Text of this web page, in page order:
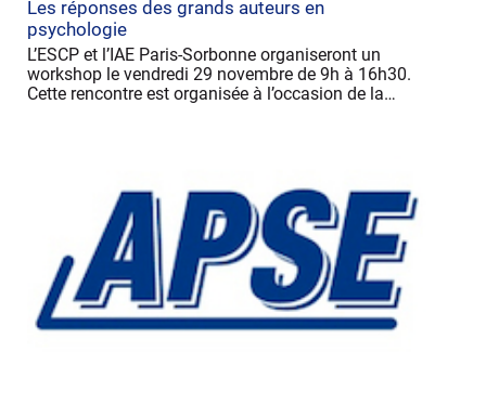
Les réponses des grands auteurs en
psychologie
L’ESCP et l’IAE Paris-Sorbonne organiseront un
workshop le vendredi 29 novembre de 9h à 16h30.
Cette rencontre est organisée à l’occasion de la…